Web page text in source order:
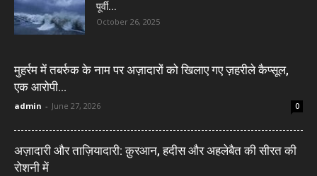
पूर्वी...
October 26, 2025
मुहर्रम में तबर्रुक के नाम पर अज़ादारों को खिलाए गए ज़हरीले कैप्सूल,
एक आरोपी...
admin - June 27, 2026 0
अज़ादारी और ताज़ियादारी: क़ुरआन, हदीस और अहलेबैत की सीरत की
रोशनी में